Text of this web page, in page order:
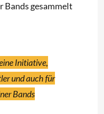
Bands gesammelt
Initiative,
und auch für
Bands